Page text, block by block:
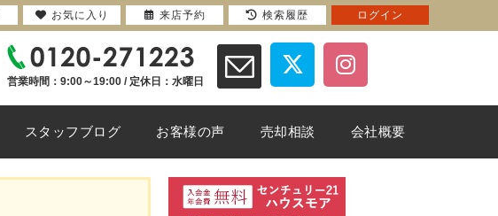
営業時間：9:00～19:00 / 定休日：水曜日
スタッフブログ お客様の声 売却相談 会社概要
お気に入り 来店予約 検索履歴 ログイン